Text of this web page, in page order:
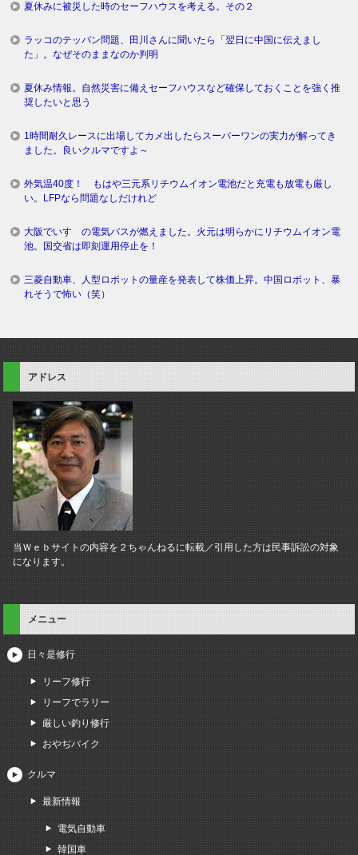
夏休みに被災した時のセーフハウスを考える。その２
ラッコのテッパン問題、田川さんに聞いたら「翌日に中国に伝えまし
た」。なぜそのままなのか判明
夏休み情報。自然災害に備えセーフハウスなど確保しておくことを強く推
奨したいと思う
1時間耐久レースに出場してカメ出したらスーパーワンの実力が解ってき
ました。良いクルマですよ～
外気温40度！ もはや三元系リチウムイオン電池だと充電も放電も厳し
い。LFPなら問題なしだけれど
大阪でいすゞの電気バスが燃えました。火元は明らかにリチウムイオン電
池。国交省は即刻運用停止を！
三菱自動車、人型ロボットの量産を発表して株価上昇。中国ロボット、暴
れそうで怖い（笑）
アドレス
当Ｗｅｂサイトの内容を２ちゃんねるに転載／引用した方は民事訴訟の対象
になります。
メニュー
日々是修行
リーフ修行
リーフでラリー
厳しい釣り修行
おやぢバイク
クルマ
最新情報
電気自動車
韓国車